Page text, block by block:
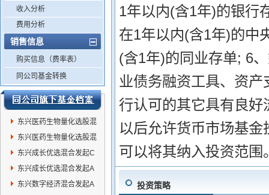
收入分析
费用分析
销售信息
购买信息（费率表）
同公司基金转换
东兴医药生物量化选股混
合C
东兴医药生物量化选股混
合A
东兴成长优选混合发起C
东兴成长优选混合发起A
东兴数字经济混合发起A
1年以内(含1年)的银行
在1年以内(含1年)的中
(含1年)的同业存单; 6
业债务融资工具、资
行认可的其它具有良
以后允许货币市场基
可以将其纳入投资范围
投资策略